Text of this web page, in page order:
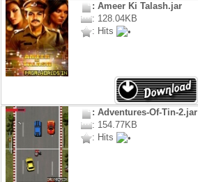
: Ameer Ki Talash.jar
: 128.04KB
: Hits
: Adventures-Of-Tin-2.jar
: 154.77KB
: Hits